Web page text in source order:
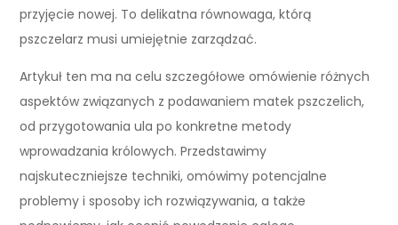
przyjęcie nowej. To delikatna równowaga, którą
pszczelarz musi umiejętnie zarządzać.
Artykuł ten ma na celu szczegółowe omówienie różnych
aspektów związanych z podawaniem matek pszczelich,
od przygotowania ula po konkretne metody
wprowadzania królowych. Przedstawimy
najskuteczniejsze techniki, omówimy potencjalne
problemy i sposoby ich rozwiązywania, a także